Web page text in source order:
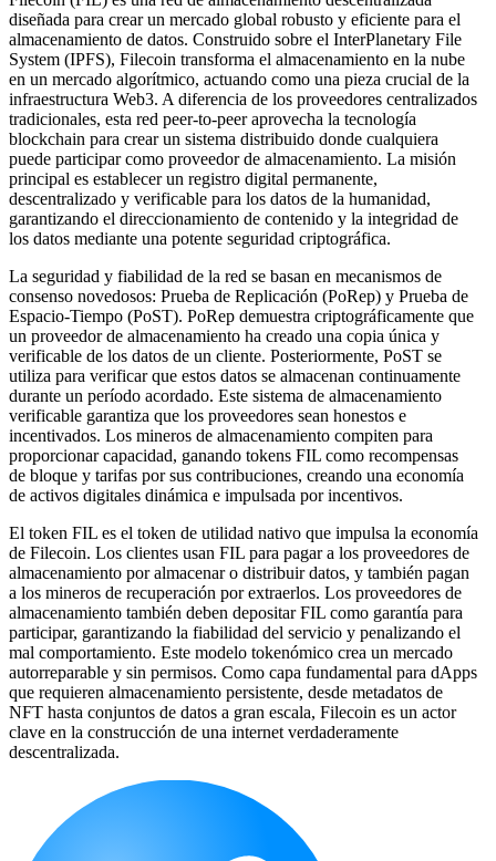
diseñada para crear un mercado global robusto y eficiente para el
almacenamiento de datos. Construido sobre el InterPlanetary File
System (IPFS), Filecoin transforma el almacenamiento en la nube
en un mercado algorítmico, actuando como una pieza crucial de la
infraestructura Web3. A diferencia de los proveedores centralizados
tradicionales, esta red peer-to-peer aprovecha la tecnología
blockchain para crear un sistema distribuido donde cualquiera
puede participar como proveedor de almacenamiento. La misión
principal es establecer un registro digital permanente,
descentralizado y verificable para los datos de la humanidad,
garantizando el direccionamiento de contenido y la integridad de
los datos mediante una potente seguridad criptográfica.
La seguridad y fiabilidad de la red se basan en mecanismos de
consenso novedosos: Prueba de Replicación (PoRep) y Prueba de
Espacio-Tiempo (PoST). PoRep demuestra criptográficamente que
un proveedor de almacenamiento ha creado una copia única y
verificable de los datos de un cliente. Posteriormente, PoST se
utiliza para verificar que estos datos se almacenan continuamente
durante un período acordado. Este sistema de almacenamiento
verificable garantiza que los proveedores sean honestos e
incentivados. Los mineros de almacenamiento compiten para
proporcionar capacidad, ganando tokens FIL como recompensas
de bloque y tarifas por sus contribuciones, creando una economía
de activos digitales dinámica e impulsada por incentivos.
El token FIL es el token de utilidad nativo que impulsa la economía
de Filecoin. Los clientes usan FIL para pagar a los proveedores de
almacenamiento por almacenar o distribuir datos, y también pagan
a los mineros de recuperación por extraerlos. Los proveedores de
almacenamiento también deben depositar FIL como garantía para
participar, garantizando la fiabilidad del servicio y penalizando el
mal comportamiento. Este modelo tokenómico crea un mercado
autorreparable y sin permisos. Como capa fundamental para dApps
que requieren almacenamiento persistente, desde metadatos de
NFT hasta conjuntos de datos a gran escala, Filecoin es un actor
clave en la construcción de una internet verdaderamente
descentralizada.